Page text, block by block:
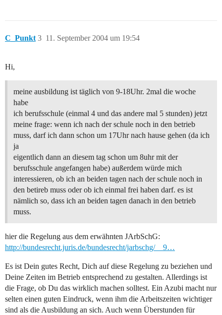
C_Punkt 11. September 2004 um 19:54
3
Hi,
meine ausbildung ist täglich von 9-18Uhr. 2mal die woche
habe
ich berufsschule (einmal 4 und das andere mal 5 stunden) jetzt
meine frage: wenn ich nach der schule noch in den betrieb
muss, darf ich dann schon um 17Uhr nach hause gehen (da ich
ja
eigentlich dann an diesem tag schon um 8uhr mit der
berufsschule angefangen habe) außerdem würde mich
interessieren, ob ich an beiden tagen nach der schule noch in
den betireb muss oder ob ich einmal frei haben darf. es ist
nämlich so, dass ich an beiden tagen danach in den betrieb
muss.
hier die Regelung aus dem erwähnten JArbSchG:
http://bundesrecht.juris.de/bundesrecht/jarbschg/__9…
Es ist Dein gutes Recht, Dich auf diese Regelung zu beziehen und
Deine Zeiten im Betrieb entsprechend zu gestalten. Allerdings ist
die Frage, ob Du das wirklich machen solltest. Ein Azubi macht nur
selten einen guten Eindruck, wenn ihm die Arbeitszeiten wichtiger
sind als die Ausbildung an sich. Auch wenn Überstunden für